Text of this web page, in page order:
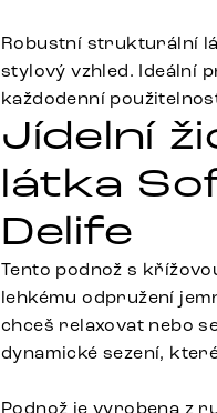
Robustní strukturální
stylový vzhled. Ideální
každodenní
Jídelní
látka
Delife
Tento podnož s
lehkému odpružení
chceš relaxovat nebo
dynamické sezení,
Podnož je vyrobena z